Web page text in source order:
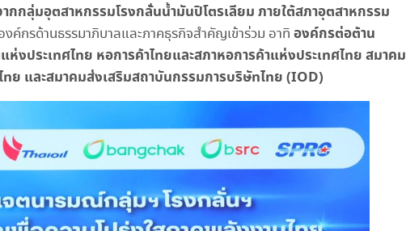
กกลุ่มอุตสาหกรรมโรงกลั่นน้ำมันปิโตรเลียม ภายใต้สภาอุตสาหกรรม
ค์กรด้านธรรมาภิบาลและภาคธุรกิจสำคัญเข้าร่วม อาทิ องค์กรต่อต้าน
งประเทศไทย หอการค้าไทยและสภาหอการค้าแห่งประเทศไทย สมาคม
ย และสมาคมส่งเสริมสถาบันกรรมการบริษัทไทย (IOD)